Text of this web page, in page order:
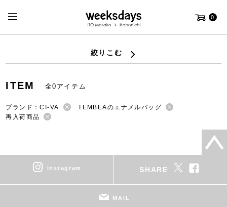
0
絞りこむ
ITEM 全0アイテム
ブランド：CI-VA
TEMBEAのエナメルバッグ
再入荷商品
instagram SHARE
MAIL